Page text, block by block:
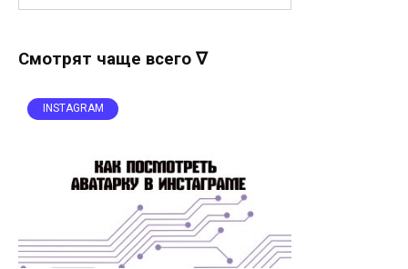
Смотрят чаще всего ∇
INSTAGRAM